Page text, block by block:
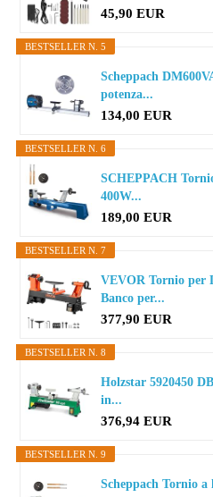
45,90 EUR
BESTSELLER N. 5
Scheppach
potenza...
134,00 EUR
BESTSELLER N. 6
SCHEPPACH
400W...
189,00 EUR
BESTSELLER N. 7
VEVOR Tornio per
Banco per...
377,90 EUR
BESTSELLER N. 8
Holzstar 5920450
in...
376,94 EUR
BESTSELLER N. 9
Scheppach Tornio